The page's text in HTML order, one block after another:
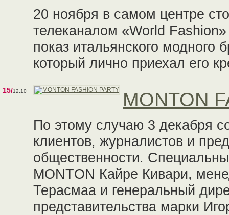
20 ноября в самом центре
телеканалом «World
показ итальянского
который лично приехал его
15/12.10 MONTON
По этому случаю 3 декабря
клиентов, журналистов и
общественности.
MONTON Кайре Кивари,
Терасмаа и генеральный
представительства марки